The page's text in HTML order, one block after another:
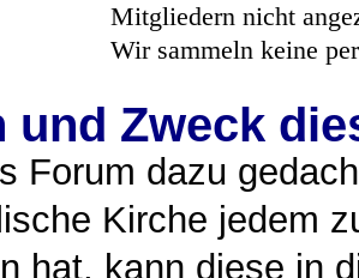
Mitgliedern nicht
Wir sammeln keine
und Zweck
Forum dazu
Kirche jedem
hat, kann diese in